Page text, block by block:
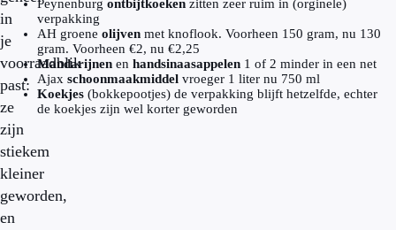
in
je
voorraadblik
past:
ze
zijn
stiekem
kleiner
geworden,
en
Peynenburg ontbijtkoeken zitten zeer ruim in (orginele)
verpakking
AH groene olijven met knoflook. Voorheen 150 gram, nu 130
gram. Voorheen €2, nu €2,25
Mandarijnen en handsinaasappelen 1 of 2 minder in een net
Ajax schoonmaakmiddel vroeger 1 liter nu 750 ml
Koekjes (bokkepootjes) de verpakking blijft hetzelfde, echter
de koekjes zijn wel korter geworden